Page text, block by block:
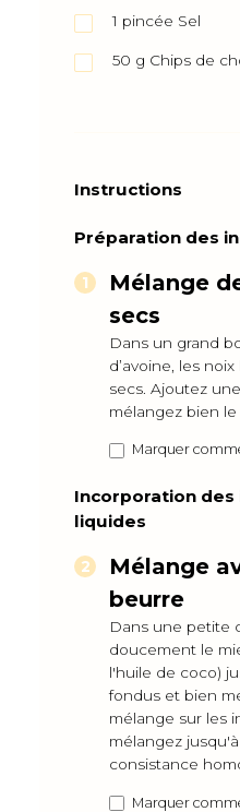
1 pincée Sel
50 g Chips de
Instructions
Préparation des
Mélange
secs
Dans un grand
d’avoine, les
secs. Ajoutez
mélangez bien le
Marquer
Incorporation
liquides
Mélange
beurre
Dans une petite
doucement le
l'huile de coco)
fondus et bien
mélange sur les
mélangez
consistance
Marquer